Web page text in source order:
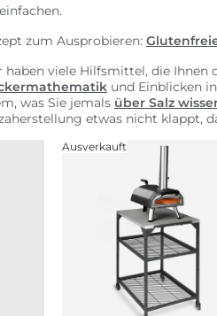
zum Ausprobieren:
haben viele Hilfsmittel, die Ihnen
und Einblicken in
was Sie jemals über Salz
etwas nicht klappt,
Ausverkauft